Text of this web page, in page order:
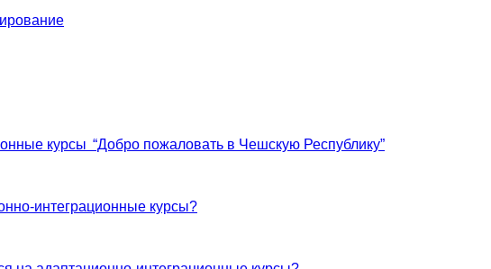
курсы “Добро пожаловать в Чешскую Республику”
интеграционные курсы?